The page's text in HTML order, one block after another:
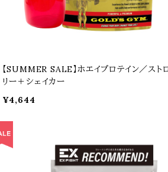
【SUMMER SALE】ホエイプロテイン／スト
リー＋シェイカー
¥4,644